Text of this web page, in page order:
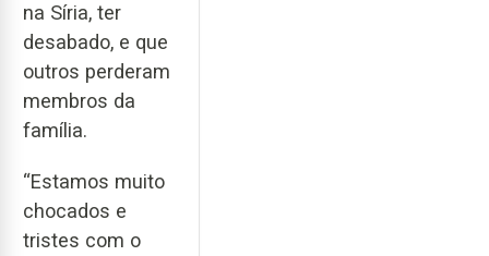
na Síria, ter
desabado, e que
outros perderam
membros da
família.
“Estamos muito
chocados e
tristes com o